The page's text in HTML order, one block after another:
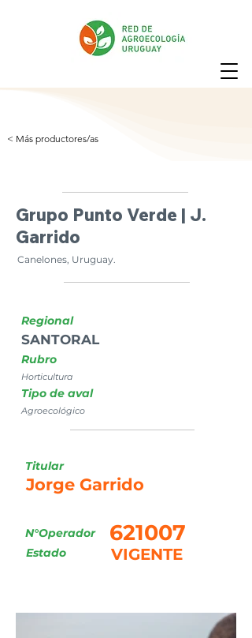
< Más productores/as
Grupo Punto Verde | J.
Garrido
Canelones, Uruguay.
Regional
SANTORAL
Rubro
Horticultura
Tipo de aval
Agroecológico
Titular
Jorge Garrido
N°Operador
VIGENTE
Estado
621007